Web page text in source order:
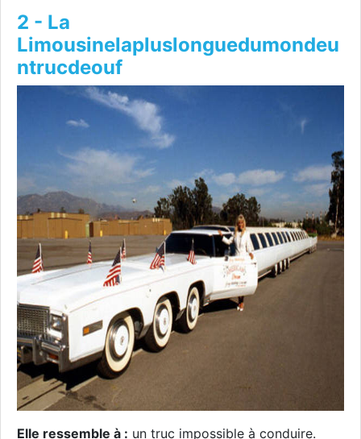
2 - La
Limousinelapluslonguedumondeu
ntrucdeouf
Elle ressemble à : un truc impossible à conduire.